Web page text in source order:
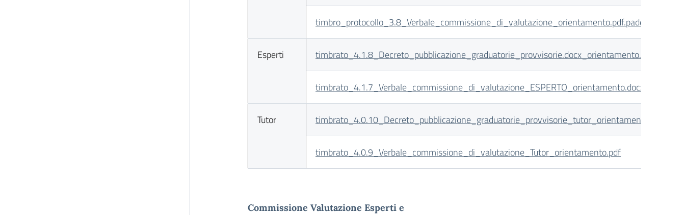
timbro_protocollo_3.8_Verbale_commissione_di_valutazione_orientamento.pdf.pades.pdf
Esperti timbrato_4.1.8_Decreto_pubblicazione_graduatorie_provvisorie.docx_orientamento.pdf
timbrato_4.1.7_Verbale_commissione_di_valutazione_ESPERTO_orientamento.docx.pdf
Tutor timbrato_4.0.10_Decreto_pubblicazione_graduatorie_provvisorie_tutor_orientamento.docx.pdf
timbrato_4.0.9_Verbale_commissione_di_valutazione_Tutor_orientamento.pdf
Commissione Valutazione Esperti e